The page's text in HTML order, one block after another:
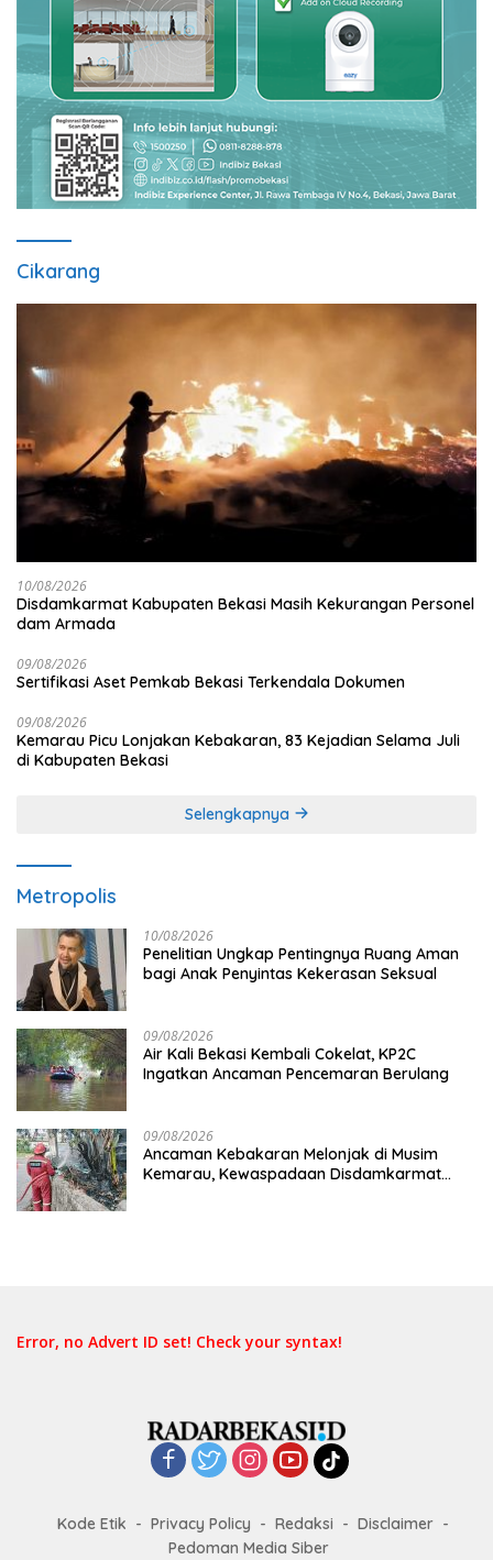
Cikarang
10/08/2026
Disdamkarmat Kabupaten Bekasi Masih Kekurangan Personel
dam Armada
09/08/2026
Sertifikasi Aset Pemkab Bekasi Terkendala Dokumen
09/08/2026
Kemarau Picu Lonjakan Kebakaran, 83 Kejadian Selama Juli
di Kabupaten Bekasi
Selengkapnya
Metropolis
10/08/2026
Penelitian Ungkap Pentingnya Ruang Aman
bagi Anak Penyintas Kekerasan Seksual
09/08/2026
Air Kali Bekasi Kembali Cokelat, KP2C
Ingatkan Ancaman Pencemaran Berulang
09/08/2026
Ancaman Kebakaran Melonjak di Musim
Kemarau, Kewaspadaan Disdamkarmat
Error, no Advert ID set! Check your syntax!
Kode Etik Privacy Policy Redaksi
Disclaimer
Pedoman Media Siber